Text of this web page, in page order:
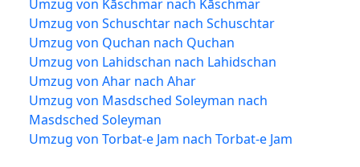
Umzug von Kāschmar nach Kāschmar
Umzug von Schuschtar nach Schuschtar
Umzug von Quchan nach Quchan
Umzug von Lahidschan nach Lahidschan
Umzug von Ahar nach Ahar
Umzug von Masdsched Soleyman nach
Masdsched Soleyman
Umzug von Torbat-e Jam nach Torbat-e Jam